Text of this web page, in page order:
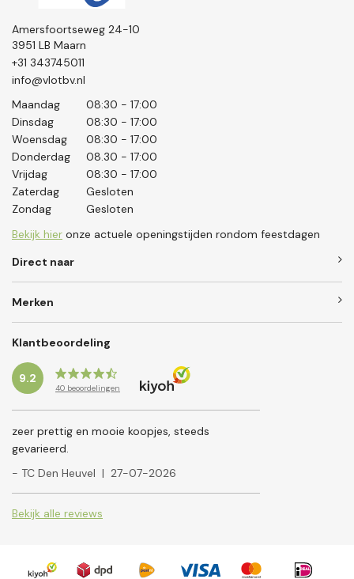
Amersfoortseweg 24-10
3951 LB Maarn
+31 343745011
info@vlotbv.nl
Maandag
08:30 - 17:00
Dinsdag
08:30 - 17:00
Woensdag
08:30 - 17:00
Donderdag
08.30 - 17:00
Vrijdag
08:30 - 17:00
Zaterdag
Gesloten
Zondag
Gesloten
Bekijk hier onze actuele openingstijden rondom feestdagen
Direct naar
Merken
Klantbeoordeling
9.2
40 beoordelingen
zeer prettig en mooie koopjes, steeds
gevarieerd.
- TC Den Heuvel | 27-07-2026
Bekijk alle reviews